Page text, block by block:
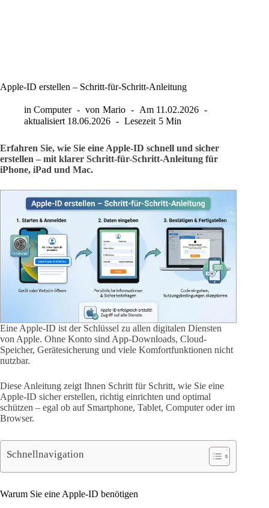
Apple-ID erstellen – Schritt-für-Schritt-Anleitung
in Computer von Mario Am 11.02.2026
aktualisiert 18.06.2026 Lesezeit 5 Min
Erfahren Sie, wie Sie eine Apple-ID schnell und sicher
erstellen – mit klarer Schritt-für-Schritt-Anleitung für
iPhone, iPad und Mac.
Eine Apple-ID ist der Schlüssel zu allen digitalen Diensten
von Apple. Ohne Konto sind App-Downloads, Cloud-
Speicher, Gerätesicherung und viele Komfortfunktionen nicht
nutzbar.
Diese Anleitung zeigt Ihnen Schritt für Schritt, wie Sie eine
Apple-ID sicher erstellen, richtig einrichten und optimal
schützen – egal ob auf Smartphone, Tablet, Computer oder im
Browser.
Schnellnavigation
Warum Sie eine Apple-ID benötigen